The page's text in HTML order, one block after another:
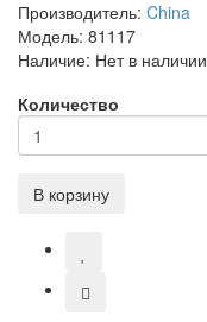
Производитель: China
Модель: 81117
Наличие: Нет в наличии
Количество
В корзину